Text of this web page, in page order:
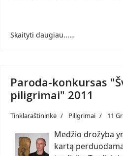
Skaityti daugiau...…
Paroda-konkursas
piligrimai" 2011
Tinklaraštininkė Piligrimai 11
Medžio drožyba
kartą